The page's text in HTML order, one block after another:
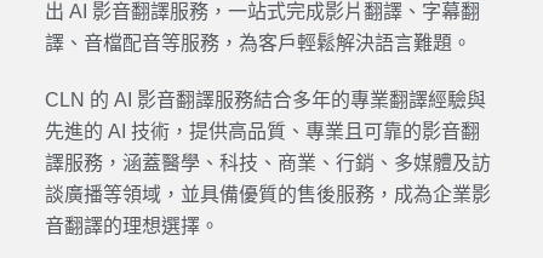
出 AI 影音翻譯服務，一站式完成影片翻譯、 字幕翻
譯、音檔配音等服務，為客戶輕鬆解決語言難題。
CLN 的 AI 影音翻譯服務結合多年的專業翻譯經驗與
先進的 AI 技術，提供高品質、專業且可靠的影音翻
譯服務，涵蓋醫學、科技、商業、行銷、多媒體及訪
談廣播等領域，並具備優質的售後服務，成為企業影
音翻譯的理想選擇。